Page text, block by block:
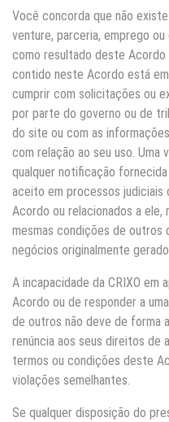
Você concorda que não
venture, parceria, emprego
como resultado deste Acordo
contido neste Acordo está
cumprir com solicitações ou
por parte do governo ou de
do site ou com as
com relação ao seu uso.
qualquer notificação
aceito em processos judiciais
Acordo ou relacionados a ele,
mesmas condições de
negócios originalmente
A incapacidade da CRIXO em
Acordo ou de responder a
de outros não deve de forma
renúncia aos seus direitos de
termos ou condições deste
violações semelhantes.
Se qualquer disposição do